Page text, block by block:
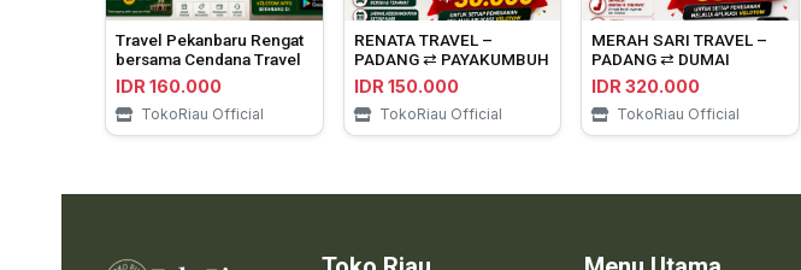
Travel Pekanbaru Rengat
bersama Cendana Travel
IDR 160.000
TokoRiau Official
RENATA TRAVEL –
PADANG ⇄ PAYAKUMBUH
IDR 150.000
TokoRiau Official
MERAH SARI TRAVEL –
PADANG ⇄ DUMAI
IDR 320.000
TokoRiau Official